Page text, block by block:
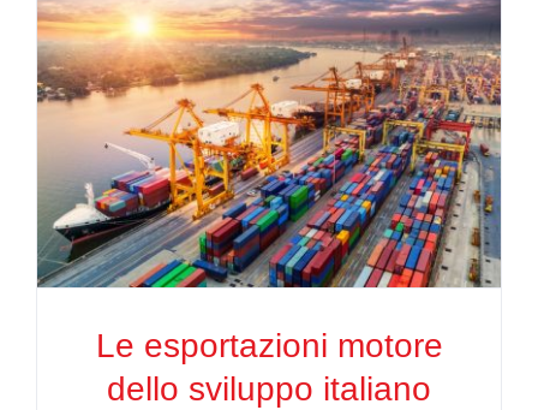
Le esportazioni motore
dello sviluppo italiano